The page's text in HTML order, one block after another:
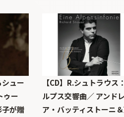
ュー
ゥー
が贈
【CD】R.シュトラウス
ルプス交響曲／ アンドレ
ア・バッティストーニ